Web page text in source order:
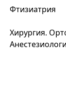
Фтизиатрия
Хирургия.